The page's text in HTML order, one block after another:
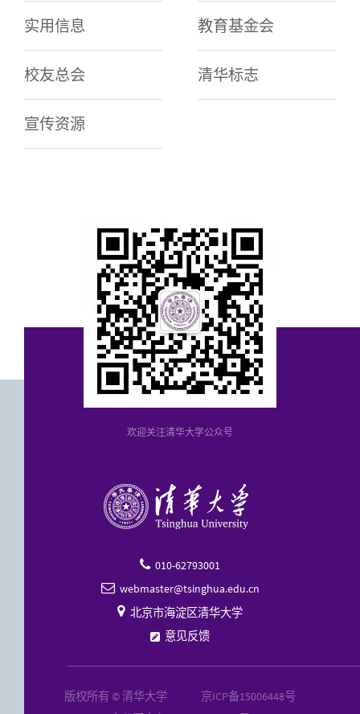
实用信息 教育基金会
校友总会 清华标志
宣传资源
欢迎关注清华大学公众号
 010-62793001
 webmaster@tsinghua.edu.cn
 北京市海淀区清华大学
意见反馈
版权所有 © 清华大学
京ICP备15006448号